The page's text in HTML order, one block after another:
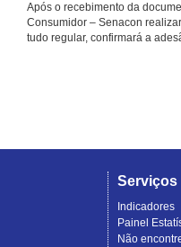
Após o recebimento da
Consumidor – Senacon
tudo regular, confirmará a
Serviços
Indicadores
Painel
Não